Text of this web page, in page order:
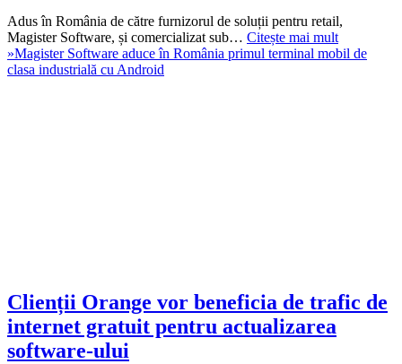
Adus în România de către furnizorul de soluții pentru retail,
Magister Software, și comercializat sub… Citește mai mult
»Magister Software aduce în România primul terminal mobil de
clasa industrială cu Android
Clienții Orange vor beneficia de trafic de
internet gratuit pentru actualizarea
software-ului